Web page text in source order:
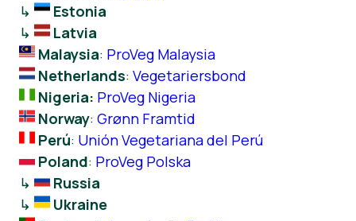
↳
Estonia
↳
Latvia
Malaysia: ProVeg Malaysia
Netherlands: Vegetariersbond
Nigeria: ProVeg Nigeria
Norway: Grønn Framtid
Perú: Unión Vegetariana del Perú
Poland: ProVeg Polska
↳
Russia
↳
Ukraine